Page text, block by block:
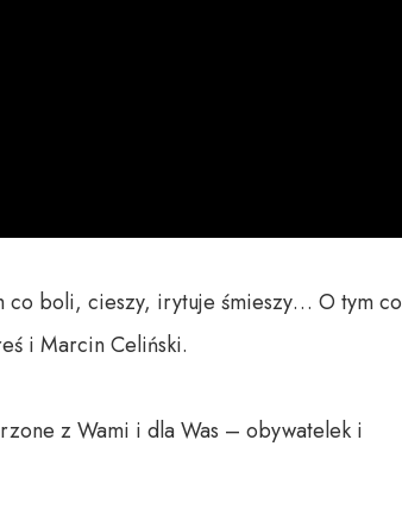
co boli, cieszy, irytuje śmieszy… O tym co
i Marcin Celiński.
z Wami i dla Was – obywatelek i